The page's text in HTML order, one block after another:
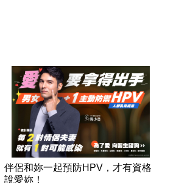
伴侶和妳一起預防HPV，才有資格
說愛妳！